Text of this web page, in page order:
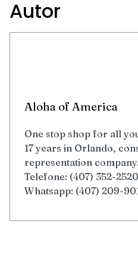
Autor
Aloha of America
One stop shop for all
17 years in Orlando,
representation company.
Telefone: (407) 352-2520
Whatsapp: (407) 209-